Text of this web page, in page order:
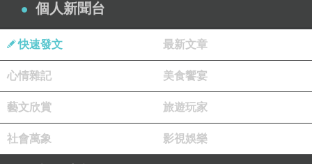
個人新聞台
快速發文 最新文章
心情雜記 美食饗宴
藝文欣賞 旅遊玩家
社會萬象 影視娛樂